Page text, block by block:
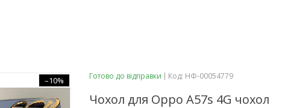
–10% Готово до відправки Код: НФ-00054779
Чохол для Oppo A57s 4G чохол